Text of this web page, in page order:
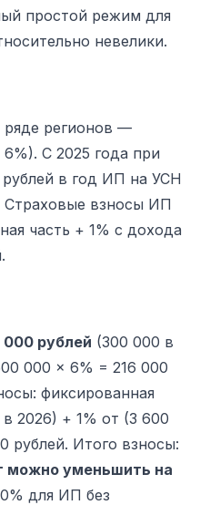
простой режим для
невелики.
ряде регионов —
С 2025 года при
в год ИП на УСН
взносы ИП
часть + 1% с дохода
000 рублей (300 000 в
000 × 6% = 216 000
фиксированная
2026) + 1% от (3 600
рублей. Итого взносы:
можно уменьшить на
для ИП без